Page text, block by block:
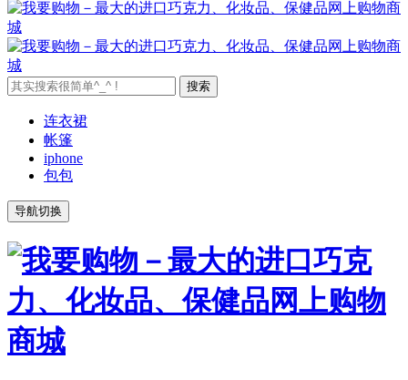
搜索
连衣裙
帐篷
iphone
包包
导航切换